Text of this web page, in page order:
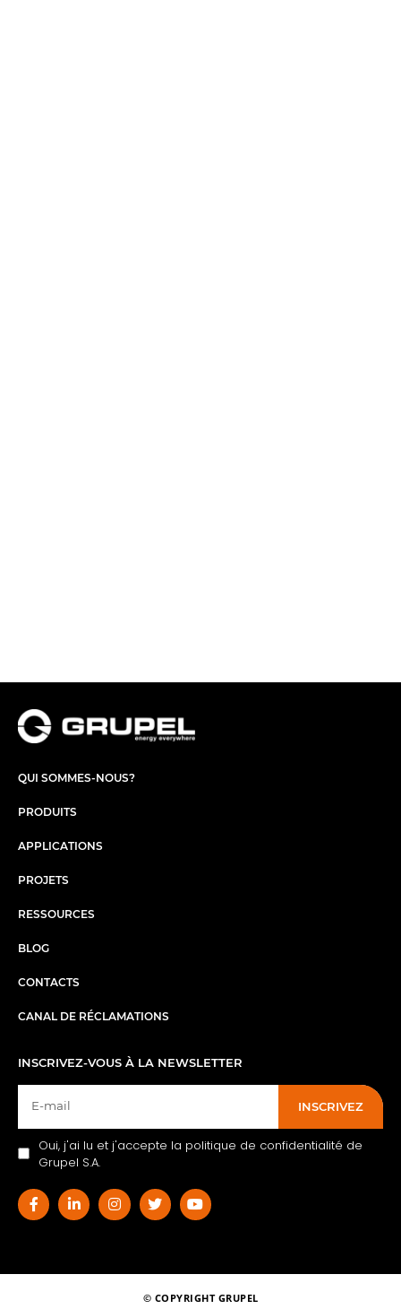
QUI SOMMES-NOUS?
PRODUITS
APPLICATIONS
PROJETS
RESSOURCES
BLOG
CONTACTS
CANAL DE RÉCLAMATIONS
INSCRIVEZ-VOUS À LA NEWSLETTER
INSCRIVEZ
Oui, j'ai lu et j'accepte la politique de confidentialité de
Grupel S.A.
© COPYRIGHT GRUPEL